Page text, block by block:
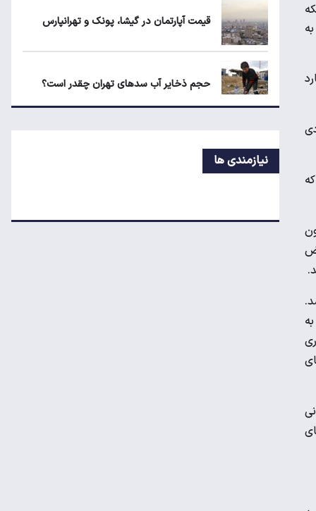
۲.۵ میلیون بشکه
به
ایران در صندوق ۳۰۰ میلیارد
ایران روزانه بیش از ۲.۵ میلیون
فرض
می‌شد.
به
قیمت آپارتمان در گیشا، پونک و تهرانپارس
حجم ذخایر آب سدهای تهران چقدر است؟
رانت میلیاردی واردات خودرو
بازگشت تقاضا
نیازمندی ها